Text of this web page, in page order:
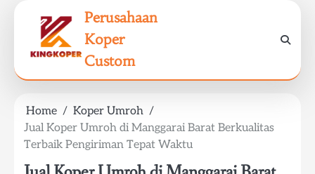
Perusahaan
Koper
Custom
Home
Koper Umroh
Jual Koper Umroh di Manggarai Barat Berkualitas
Terbaik Pengiriman Tepat Waktu